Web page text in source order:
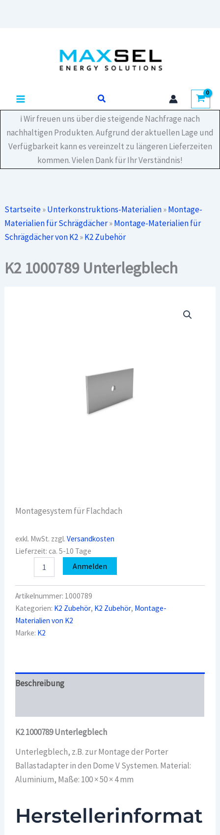
Suchen
ℹ️ Wir freuen uns über die steigende Nachfrage nach
nachhaltigen Produkten. Aufgrund der aktuellen Lage und
Verfügbarkeit kann es vereinzelt zu längeren Lieferzeiten
kommen. Vielen Dank für Ihr Verständnis!
Startseite»Unterkonstruktions-Materialien»Montage-
Materialien für Schrägdächer»Montage-Materialien für
Schrägdächer von K2»K2 Zubehör
K2 1000789 Unterlegblech
Montagesystem für Flachdach
exkl. MwSt. zzgl.Versandkosten
Lieferzeit:ca. 5-10 Tage
Menge
Anmelden
Artikelnummer: 1000789
Kategorien: K2 Zubehör, K2 Zubehör, Montage-
Materialien von K2
Marke: K2
Beschreibung
K2 1000789 Unterlegblech
Unterlegblech, z.B. zur Montage der Porter
Ballastadapter in den Dome V Systemen. Material:
Aluminium, Maße: 100 × 50 × 4 mm
Herstellerinformat